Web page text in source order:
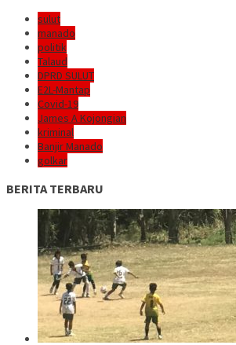
sulut
manado
politik
Talaud
DPRD SULUT
E2L-Mantap
Covid-19
James A Kojongian
kriminal
Banjir Manado
golkar
BERITA TERBARU